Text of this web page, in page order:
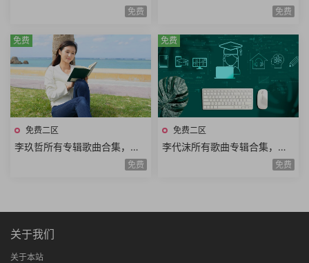
免费 免费
免费二区
李玖哲所有专辑歌曲合集，喜
免费
免费
免费二区
李代沫所有歌曲专辑合集，与
免费
免费
关于我们
关于本站